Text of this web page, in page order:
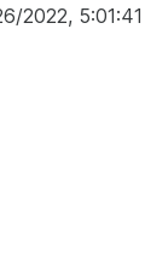
2022,